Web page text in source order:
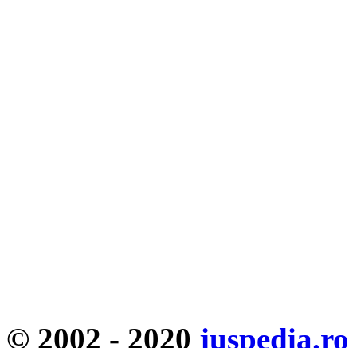
© 2002 - 2020 juspedia.ro